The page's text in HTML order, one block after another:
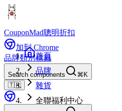
CouponMad聰明折扣
加到 Chrome
品牌類別標籤
Search components
⌘K
🇹🇼
首頁
品牌
雜貨
全聯福利中心